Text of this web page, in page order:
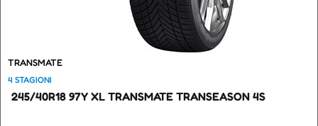
TRANSMATE
4 STAGIONI
245/40R18 97Y XL TRANSMATE TRANSEASON 4S